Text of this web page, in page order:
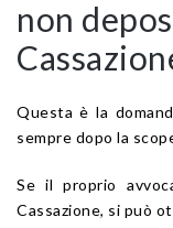
non
Questa è la
sempre dopo la
Se il proprio
Cassazione, si può